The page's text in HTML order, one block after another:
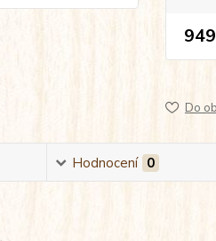
Do
Hodnocení 0